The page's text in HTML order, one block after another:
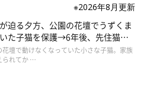
※2026年8月更新
迫る夕方、公園の花壇でうずくま
た子猫を保護→6年後、先住猫
妹”のような関係に
花壇で動けなくなっていた小さな子猫。家族
られてか …